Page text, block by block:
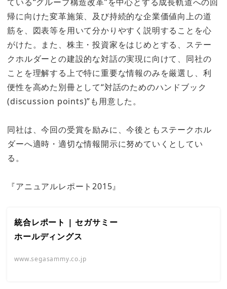
帰に向けた変革施策、及び持続的な企業価値向上の道
筋を、図表等を用いて分かりやすく説明することを心
がけた。また、株主・投資家をはじめとする、ステー
クホルダーとの建設的な対話の実現に向けて、同社の
ことを理解する上で特に重要な情報のみを厳選し、利
便性を高めた別冊として“対話のためのハンドブック
(discussion points)”も用意した。
同社は、今回の受賞を励みに、今後ともステークホル
ダーへ適時・適切な情報開示に努めていくとしてい
る。
『アニュアルレポート2015』
統合レポート | セガサミー
ホールディングス
www.segasammy.co.jp